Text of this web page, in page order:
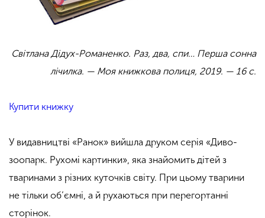
Світлана Дідух-Романенко. Раз, два, спи… Перша сонна
лічилка. — Моя книжкова полиця, 2019. — 16 с.
Купити книжку
У видавництві «Ранок» вийшла друком серія «Диво-
зоопарк. Рухомі картинки», яка знайомить дітей з
тваринами з різних куточків світу. При цьому тварини
не тільки об’ємні, а й рухаються при перегортанні
сторінок.